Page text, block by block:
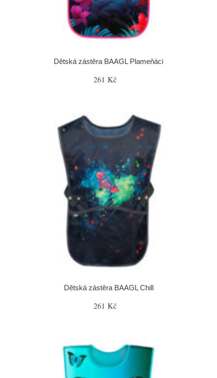
Dětská zástěra BAAGL Plameňáci
261 Kč
Dětská zástěra BAAGL Chill
261 Kč